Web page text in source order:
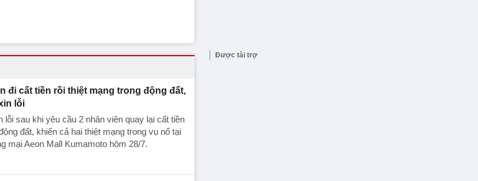
đi cất tiền rồi thiệt mạng trong động đất,
lỗi
lỗi sau khi yêu cầu 2 nhân viên quay lại cất tiền
đất, khiến cả hai thiệt mạng trong vụ nổ tại
mại Aeon Mall Kumamoto hôm 28/7.
Được tài trợ